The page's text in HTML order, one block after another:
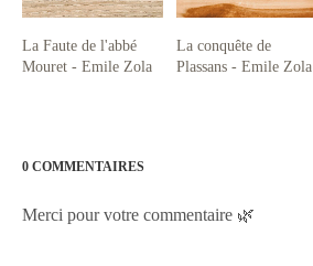
La Faute de l'abbé
Mouret - Emile Zola
La conquête de
Plassans - Emile Zola
0 COMMENTAIRES
Merci pour votre commentaire 🌿